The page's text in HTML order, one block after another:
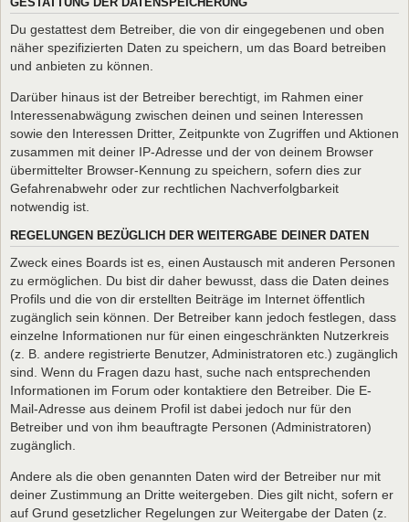
GESTATTUNG DER DATENSPEICHERUNG
Du gestattest dem Betreiber, die von dir eingegebenen und oben
näher spezifizierten Daten zu speichern, um das Board betreiben
und anbieten zu können.
Darüber hinaus ist der Betreiber berechtigt, im Rahmen einer
Interessenabwägung zwischen deinen und seinen Interessen
sowie den Interessen Dritter, Zeitpunkte von Zugriffen und Aktionen
zusammen mit deiner IP-Adresse und der von deinem Browser
übermittelter Browser-Kennung zu speichern, sofern dies zur
Gefahrenabwehr oder zur rechtlichen Nachverfolgbarkeit
notwendig ist.
REGELUNGEN BEZÜGLICH DER WEITERGABE DEINER DATEN
Zweck eines Boards ist es, einen Austausch mit anderen Personen
zu ermöglichen. Du bist dir daher bewusst, dass die Daten deines
Profils und die von dir erstellten Beiträge im Internet öffentlich
zugänglich sein können. Der Betreiber kann jedoch festlegen, dass
einzelne Informationen nur für einen eingeschränkten Nutzerkreis
(z. B. andere registrierte Benutzer, Administratoren etc.) zugänglich
sind. Wenn du Fragen dazu hast, suche nach entsprechenden
Informationen im Forum oder kontaktiere den Betreiber. Die E-
Mail-Adresse aus deinem Profil ist dabei jedoch nur für den
Betreiber und von ihm beauftragte Personen (Administratoren)
zugänglich.
Andere als die oben genannten Daten wird der Betreiber nur mit
deiner Zustimmung an Dritte weitergeben. Dies gilt nicht, sofern er
auf Grund gesetzlicher Regelungen zur Weitergabe der Daten (z.